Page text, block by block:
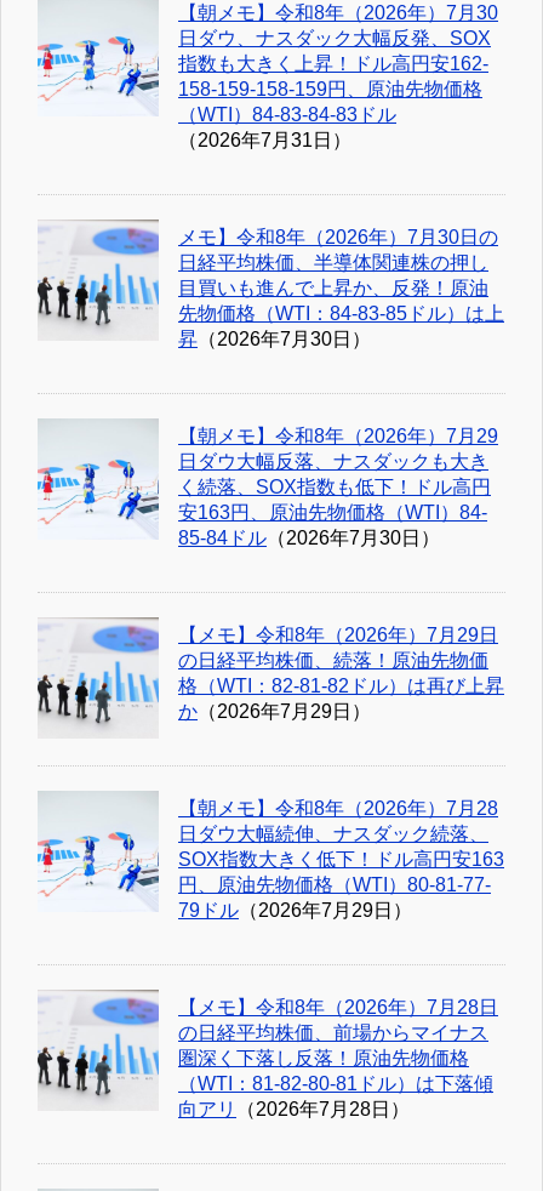
【朝メモ】令和8年（2026年）7月30
日ダウ、ナスダック大幅反発、SOX
指数も大きく上昇！ドル高円安162-
158-159-158-159円、原油先物価格
（WTI）84-83-84-83ドル
（2026年7月31日）
メモ】令和8年（2026年）7月30日の
日経平均株価、半導体関連株の押し
目買いも進んで上昇か、反発！原油
先物価格（WTI：84-83-85ドル）は上
昇 （2026年7月30日）
【朝メモ】令和8年（2026年）7月29
日ダウ大幅反落、ナスダックも大き
く続落、SOX指数も低下！ドル高円
安163円、原油先物価格（WTI）84-
85-84ドル （2026年7月30日）
【メモ】令和8年（2026年）7月29日
の日経平均株価、続落！原油先物価
格（WTI：82-81-82ドル）は再び上昇
か （2026年7月29日）
【朝メモ】令和8年（2026年）7月28
日ダウ大幅続伸、ナスダック続落、
SOX指数大きく低下！ドル高円安163
円、原油先物価格（WTI）80-81-77-
79ドル （2026年7月29日）
【メモ】令和8年（2026年）7月28日
の日経平均株価、前場からマイナス
圏深く下落し反落！原油先物価格
（WTI：81-82-80-81ドル）は下落傾
向アリ
（2026年7月28日）